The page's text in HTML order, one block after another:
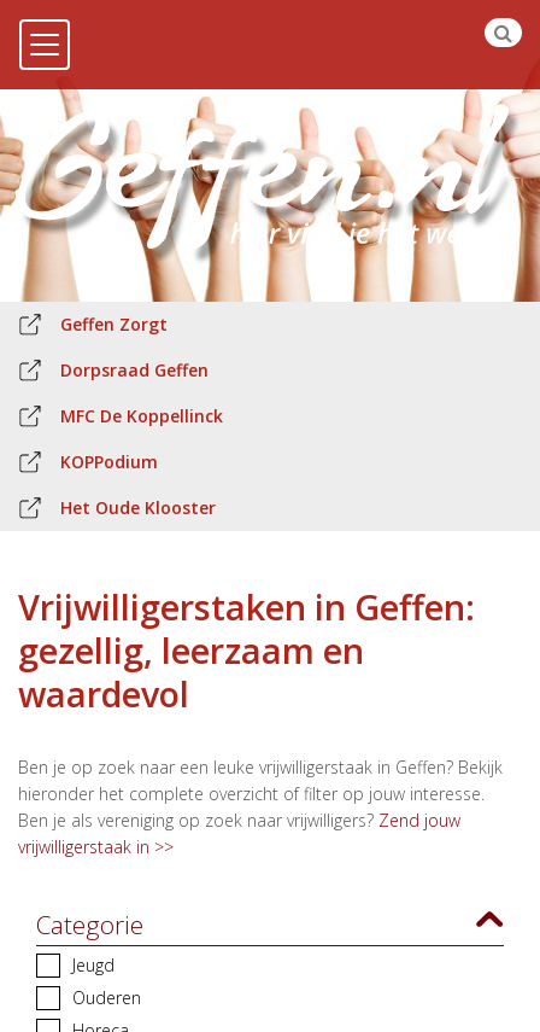
Geffen Zorgt
Dorpsraad Geffen
MFC De Koppellinck
KOPPodium
Het Oude Klooster
Vrijwilligerstaken in Geffen:
gezellig, leerzaam en
waardevol
Ben je op zoek naar een leuke vrijwilligerstaak in Geffen? Bekijk
hieronder het complete overzicht of filter op jouw interesse.
Ben je als vereniging op zoek naar vrijwilligers? Zend jouw
vrijwilligerstaak in >>
Categorie
Jeugd
Ouderen